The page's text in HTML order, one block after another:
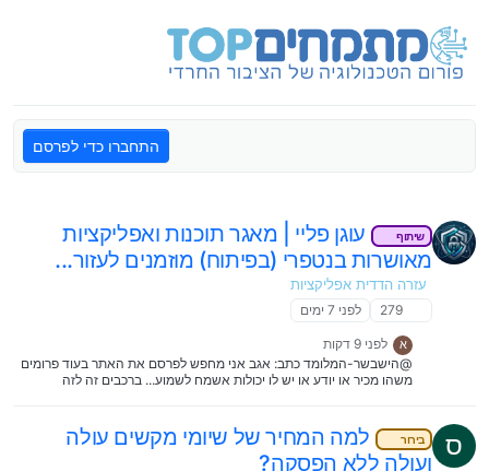
התחברו כדי לפרסם
שיתוף
עוגן פליי | מאגר תוכנות ואפליקציות
מאושרות בנטפרי (בפיתוח) מוזמנים לעזור...
עזרה הדדית אפליקציות
279
לפני 7 ימים
א
לפני 9 דקות
@הישבשר-המלומד כתב: אגב אני מחפש לפרסם את האתר בעוד פרומים
משהו מכיר או יודע או יש לו יכולות אשמח לשמוע... ברכבים זה לזה
ס בירור
למה המחיר של שיומי מקשים עולה
ועולה ללא הפסקה?